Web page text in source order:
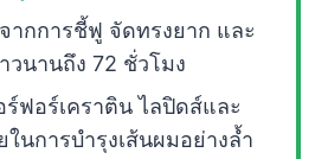
ากการชี้ฟู จัดทรงยาก และ
วนานถึง 72 ชั่วโมง
ร์ฟอร์เคราติน ไลปิดส์และ
นการบำรุงเส้นผมอย่างล้ำ